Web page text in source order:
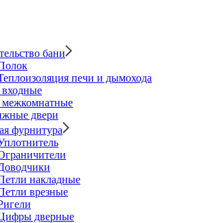
бани
печи и дымохода
межкомнатные
двери
фурнитура
накладные
врезные
дверные